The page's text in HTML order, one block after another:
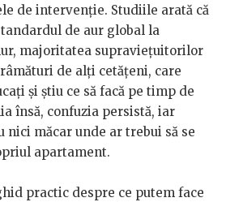
de intervenție. Studiile arată că
de aur global la
majoritatea supraviețuitorilor
de alți cetățeni, care
și știu ce să facă pe timp de
însă, confuzia persistă, iar
nici măcar unde ar trebui să se
apartament.
practic despre ce putem face